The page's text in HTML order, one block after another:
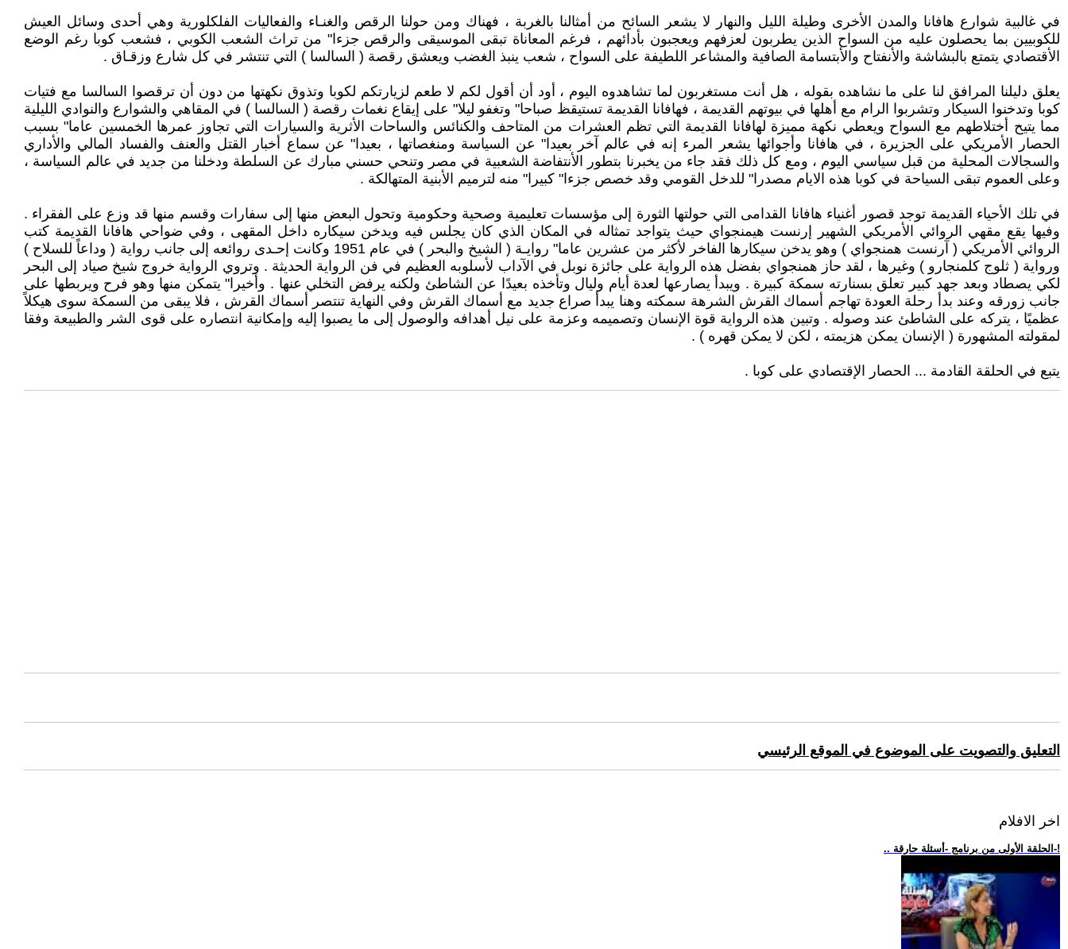
في غالبية شوارع هافانا والمدن الأخرى وطيلة الليل والنهار لا يشعر السائح من أمثالنا بالغربة ، فهناك ومن حولنا الرقص والغنـاء والفعاليات الفلكلورية وهي أحدى وسائل العيش
للكوبيين بما يحصلون عليه من السواح الذين يطربون لعزفهم ويعجبون بأدائهم ، فرغم المعاناة تبقى الموسيقى والرقص جزءا" من تراث الشعب الكوبي ، فشعب كوبا رغم الوضع
الأقتصادي يتمتع بالبشاشة والأنفتاح والأبتسامة الصافية والمشاعر اللطيفة على السواح ، شعب ينبذ الغضب ويعشق رقصة ( السالسا ) التي تنتشر في كل شارع وزقـاق .
يعلق دليلنا المرافق لنا على ما نشاهده بقوله ، هل أنت مستغربون لما تشاهدوه اليوم ، أود أن أقول لكم لا طعم لزيارتكم لكوبا وتذوق نكهتها من دون أن ترقصوا السالسا مع فتيات
كوبا وتدخنوا السيكار وتشربوا الرام مع أهلها في بيوتهم القديمة ، فهافانا القديمة تستيقظ صباحا" وتغفو ليلا" على إيقاع نغمات رقصة ( السالسا ) في المقاهي والشوارع والنوادي الليلية
مما يتيح أختلاطهم مع السواح ويعطي نكهة مميزة لهافانا القديمة التي تظم العشرات من المتاحف والكنائس والساحات الأثرية والسيارات التي تجاوز عمرها الخمسين عاما" بسبب
الحصار الأمريكي على الجزيرة ، في هافانا وأجوائها يشعر المرء إنه في عالم آخر بعيدا" عن السياسة ومنغصاتها ، بعيدا" عن سماع أخبار القتل والعنف والفساد المالي والأداري
والسجالات المحلية من قبل سياسي اليوم ، ومع كل ذلك فقد جاء من يخبرنا بتطور الأنتفاضة الشعبية في مصر وتنحي حسني مبارك عن السلطة ودخلنا من جديد في عالم السياسة ،
وعلى العموم تبقى السياحة في كوبا هذه الايام مصدرا" للدخل القومي وقد خصص جزءا" كبيرا" منه لترميم الأبنية المتهالكة .
في تلك الأحياء القديمة توجد قصور أغنياء هافانا القدامى التي حولتها الثورة إلى مؤسسات تعليمية وصحية وحكومية وتحول البعض منها إلى سفارات وقسم منها قد وزع على الفقراء .
وفيها يقع مقهي الروائي الأمريكي الشهير إرنست هيمنجواي حيث يتواجد تمثاله في المكان الذي كان يجلس فيه ويدخن سيكاره داخل المقهى ، وفي ضواحي هافانا القديمة كتب
الروائي الأمريكي ( آرنست همنجواي ) وهو يدخن سيكارها الفاخر لأكثر من عشرين عاما" روايـة ( الشيخ والبحر ) في عام 1951 وكانت إحـدى روائعه إلى جانب رواية ( وداعاً للسلاح )
ورواية ( ثلوج كلمنجارو ) وغيرها ، لقد حاز همنجواي بفضل هذه الرواية على جائزة نوبل في الآداب لأسلوبه العظيم في فن الرواية الحديثة . وتروي الرواية خروج شيخ صياد إلى البحر
لكي يصطاد وبعد جهد كبير تعلق بسنارته سمكة كبيرة . ويبدأ يصارعها لعدة أيام وليال وتأخذه بعيدًا عن الشاطئ ولكنه يرفض التخلي عنها . وأخيرا" يتمكن منها وهو فرح ويربطها على
جانب زورقه وعند بدأ رحلة العودة تهاجم أسماك القرش الشرهة سمكته وهنا يبدأ صراع جديد مع أسماك القرش وفي النهاية تنتصر أسماك القرش ، فلا يبقى من السمكة سوى هيكلاً
عظميًا ، يتركه على الشاطئ عند وصوله . وتبين هذه الرواية قوة الإنسان وتصميمه وعزمة على نيل أهدافه والوصول إلى ما يصبوا إليه وإمكانية انتصاره على قوى الشر والطبيعة وفقا
لمقولته المشهورة ( الإنسان يمكن هزيمته ، لكن لا يمكن قهره ) .
يتبع في الحلقة القادمة ... الحصار الإقتصادي على كوبا .
التعليق والتصويت على الموضوع في الموقع الرئيسي
اخر الافلام
.. الحلقة الأولى من برنامج -أسئلة حارقة-!